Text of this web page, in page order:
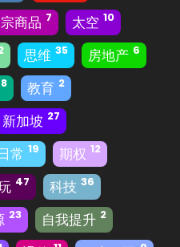
商品 7 太空 10
思维 35 房地产 6
教育 2
新加坡 27
常 19 期权 12
47 科技 36
23 自我提升 2